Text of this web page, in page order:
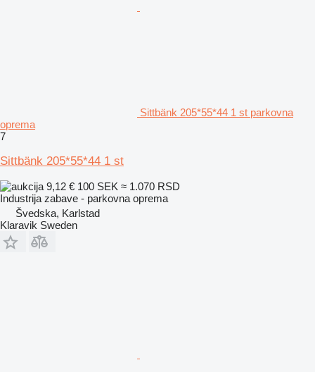
Sittbänk 205*55*44 1 st parkovna
oprema
7
Sittbänk 205*55*44 1 st
9,12 € 100 SEK ≈ 1.070 RSD
Industrija zabave - parkovna oprema
Švedska, Karlstad
Klaravik Sweden